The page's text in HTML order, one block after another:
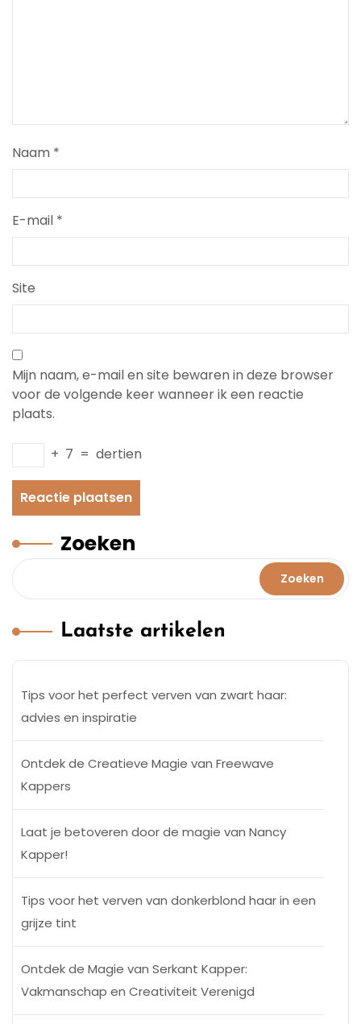
Naam *
E-mail *
Site
Mijn naam, e-mail en site bewaren in deze browser
voor de volgende keer wanneer ik een reactie
plaats.
+ 7 = dertien
Zoeken
Zoeken
Laatste artikelen
Tips voor het perfect verven van zwart haar:
advies en inspiratie
Ontdek de Creatieve Magie van Freewave
Kappers
Laat je betoveren door de magie van Nancy
Kapper!
Tips voor het verven van donkerblond haar in een
grijze tint
Ontdek de Magie van Serkant Kapper:
Vakmanschap en Creativiteit Verenigd